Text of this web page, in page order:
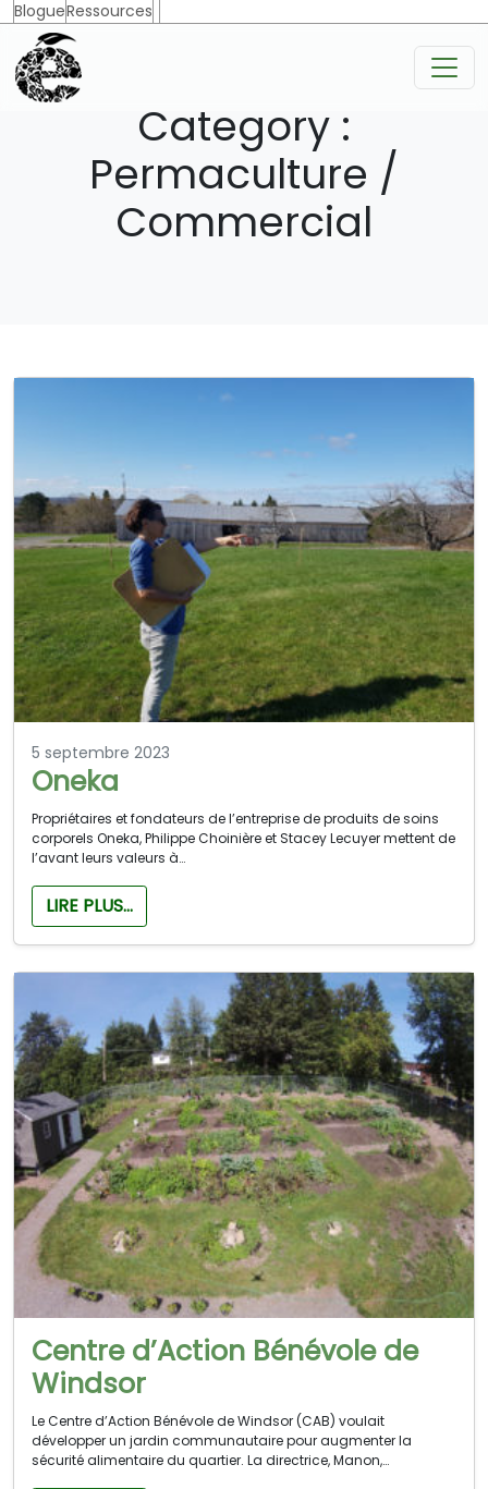
BlogueRessources
Category :
Permaculture /
Commercial
5 septembre 2023
Oneka
Propriétaires et fondateurs de l’entreprise de produits de soins
corporels Oneka, Philippe Choinière et Stacey Lecuyer mettent de
l’avant leurs valeurs à…
LIRE PLUS…
Centre d’Action Bénévole de
Windsor
Le Centre d’Action Bénévole de Windsor (CAB) voulait
développer un jardin communautaire pour augmenter la
sécurité alimentaire du quartier. La directrice, Manon,…